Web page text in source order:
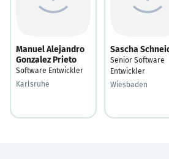
Manuel Alejandro
Gonzalez Prieto
Software Entwickler
Karlsruhe
Sascha
Senior Software
Entwickler
Wiesbaden